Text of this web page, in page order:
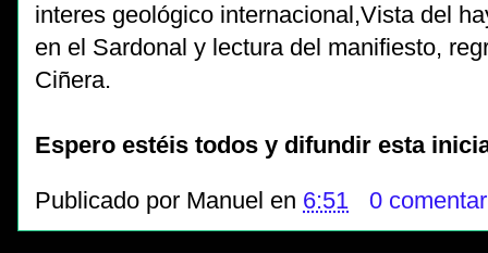
interes geológico internacional,Vista del
en el Sardonal y lectura del manifiesto,
Ciñera.
Espero estéis todos y difundir esta
Publicado por Manuel en 6:51 0